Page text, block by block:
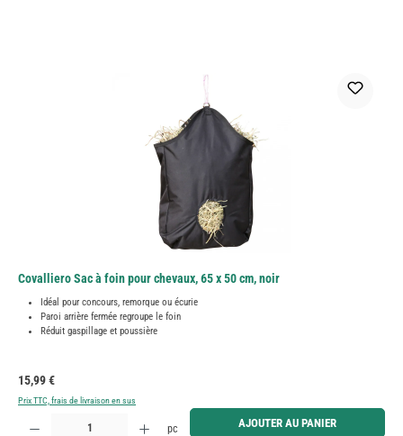
Covalliero Sac à foin pour chevaux, 65 x 50 cm, noir
Idéal pour concours, remorque ou écurie
Paroi arrière fermée regroupe le foin
Réduit gaspillage et poussière
Prix régulier :
15,99 €
Prix TTC, frais de livraison en sus
Quantité de produit : Entrez la quantité souhaitée ou utilisez les boutons pour augmenter ou
pc AJOUTER AU PANIER